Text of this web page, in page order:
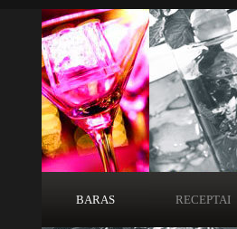
BARAS RECEPTAI